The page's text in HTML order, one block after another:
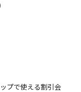
プで使える割引会